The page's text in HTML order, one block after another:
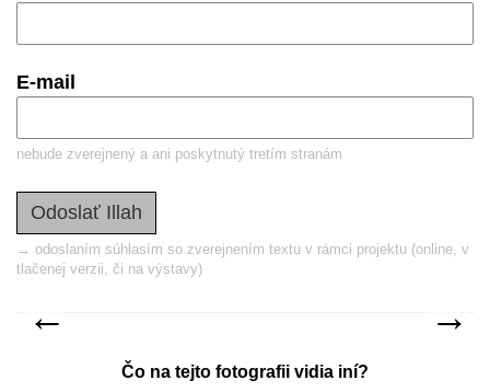
←
predchádzajúca →
E-mail
nebude zverejnený a ani poskytnutý tretím stranám
→ odoslaním súhlasím so zverejnením textu v rámci projektu (online, v
tlačenej verzii, či na výstavy)
Čo na tejto fotografii vidia iní?